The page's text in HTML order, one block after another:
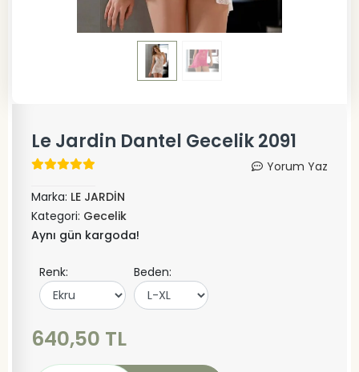
Le Jardin Dantel Gecelik 2091
Yorum Yaz
Marka: LE JARDİN
Kategori: Gecelik
Aynı gün kargoda!
Renk: Beden:
640,50 TL